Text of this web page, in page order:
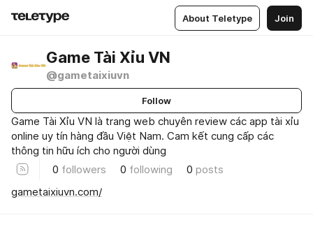
About Teletype Join
Game Tài Xỉu VN
@gametaixiuvn
Follow
Game Tài Xỉu VN là trang web chuyên review các app tài xỉu
online uy tín hàng đầu Việt Nam. Cam kết cung cấp các
thông tin hữu ích cho người dùng
0 followers 0 following 0 posts
gametaixiuvn.com/